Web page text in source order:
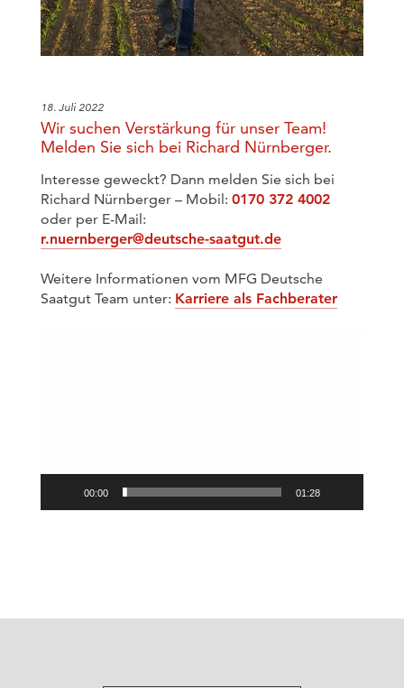
18. Juli 2022
Wir suchen Verstärkung für unser Team!
Melden Sie sich bei Richard Nürnberger.
Interesse geweckt? Dann melden Sie sich bei
Richard Nürnberger – Mobil: 0170 372 4002
oder per E-Mail:
r.nuernberger@deutsche-saatgut.de
Weitere Informationen vom MFG Deutsche
Saatgut Team unter: Karriere als Fachberater
00:00 01:28